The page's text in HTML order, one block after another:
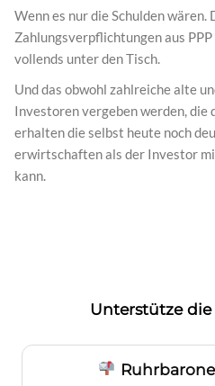
Wenn es nur die Schulden
Zahlungsverpflichtungen aus
vollends unter den Tisch.
Und das obwohl zahlreiche alte
Investoren vergeben werden, die
erhalten die selbst heute noch
erwirtschaften als der Investor
kann.
Unterstütze